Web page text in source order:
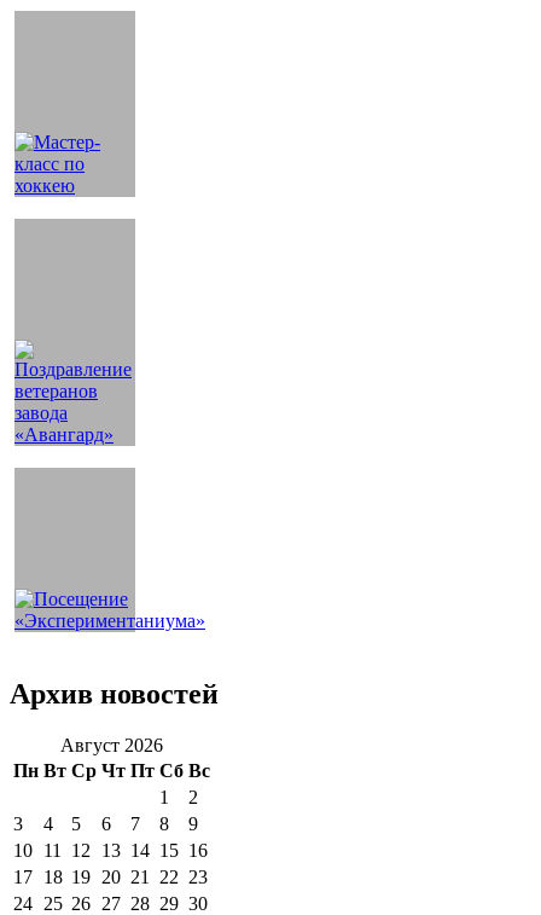
Архив новостей
Август 2026
Пн Вт Ср Чт Пт Сб Вс
1
2
3
4 5 6 7 8
9
10 11 12 13 14 15 16
17 18 19 20 21 22 23
24 25 26 27 28 29 30